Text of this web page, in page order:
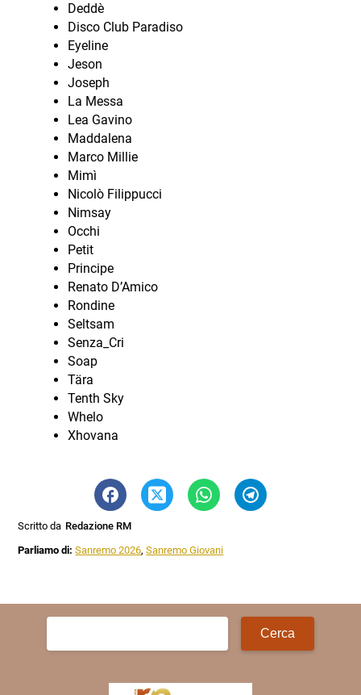
Deddè
Disco Club Paradiso
Eyeline
Jeson
Joseph
La Messa
Lea Gavino
Maddalena
Marco Millie
Mimì
Nicolò Filippucci
Nimsay
Occhi
Petit
Principe
Renato D’Amico
Rondine
Seltsam
Senza_Cri
Soap
Tära
Tenth Sky
Whelo
Xhovana
Scritto da Redazione RM
Parliamo di:Sanremo 2026,Sanremo Giovani
Ricerca